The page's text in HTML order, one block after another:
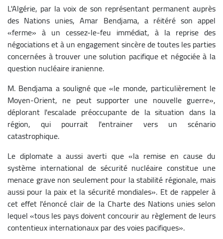
L'Algérie, par la voix de son représentant permanent auprès
des Nations unies, Amar Bendjama, a réitéré son appel
«ferme» à un cessez-le-feu immédiat, à la reprise des
négociations et à un engagement sincère de toutes les parties
concernées à trouver une solution pacifique et négociée à la
question nucléaire iranienne.
M. Bendjama a souligné que «le monde, particulièrement le
Moyen-Orient, ne peut supporter une nouvelle guerre»,
déplorant l'escalade préoccupante de la situation dans la
région, qui pourrait l'entrainer vers un scénario
catastrophique.
Le diplomate a aussi averti que «la remise en cause du
système international de sécurité nucléaire constitue une
menace grave non seulement pour la stabilité régionale, mais
aussi pour la paix et la sécurité mondiales». Et de rappeler à
cet effet l'énoncé clair de la Charte des Nations unies selon
lequel «tous les pays doivent concourir au règlement de leurs
contentieux internationaux par des voies pacifiques».